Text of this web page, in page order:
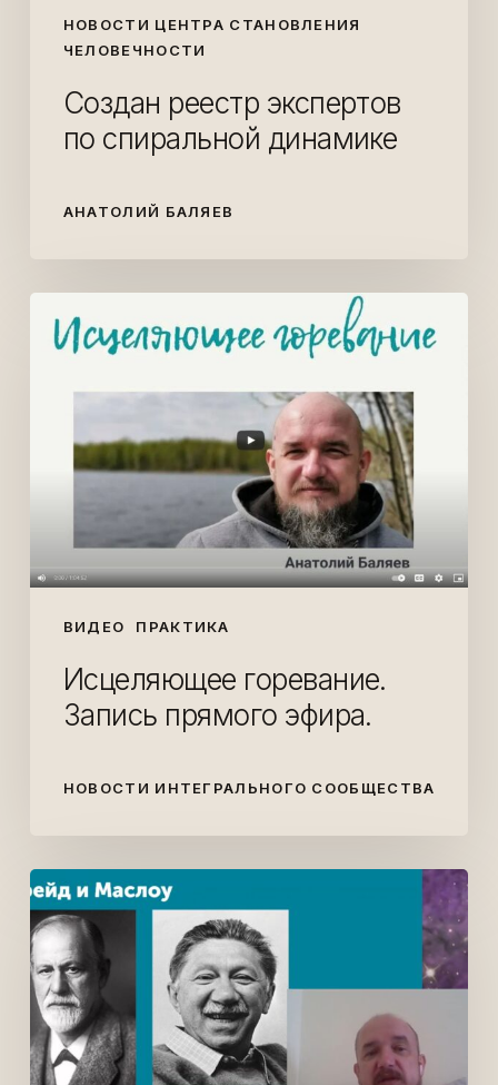
НОВОСТИ ЦЕНТРА СТАНОВЛЕНИЯ
ЧЕЛОВЕЧНОСТИ
Создан реестр экспертов
по спиральной динамике
АНАТОЛИЙ БАЛЯЕВ
ВИДЕО ПРАКТИКА
горевание.
Исцеляющее горевание.
Запись прямого эфира.
НОВОСТИ ИНТЕГРАЛЬНОГО СООБЩЕСТВА
Становление
взрослой
человечности